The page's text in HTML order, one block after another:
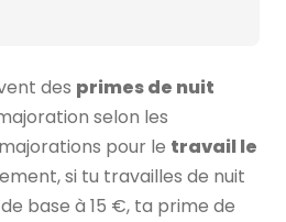
des primes de nuit
selon les
pour le travail le
si tu travailles de nuit
base à 15 €, ta prime de